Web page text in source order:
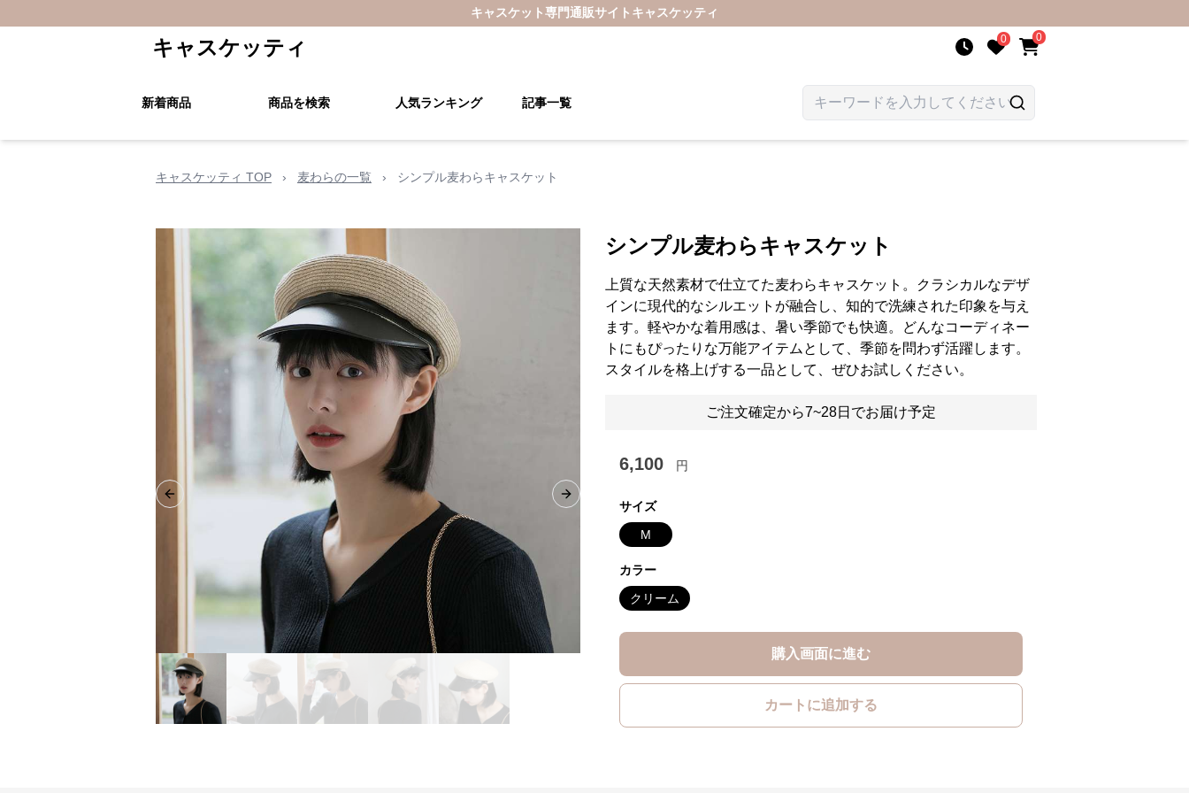
キャスケット専門通販サイト キャスケッティ
キャスケッティ 0 0
新着商品 商品を検索 人気ランキング 記事一覧
キャスケッティ TOP › 麦わらの一覧 › シンプル麦わらキャスケット
Previous slide Next slide
シンプル麦わらキャスケット
上質な天然素材で仕立てた麦わらキャスケット。クラシカルなデザ
インに現代的なシルエットが融合し、知的で洗練された印象を与え
ます。軽やかな着用感は、暑い季節でも快適。どんなコーディネー
トにもぴったりな万能アイテムとして、季節を問わず活躍します。
スタイルを格上げする一品として、ぜひお試しください。
ご注文確定から7~28日でお届け予定
6,100 円
サイズ
M
カラー
クリーム
購入画面に進む
カートに追加する